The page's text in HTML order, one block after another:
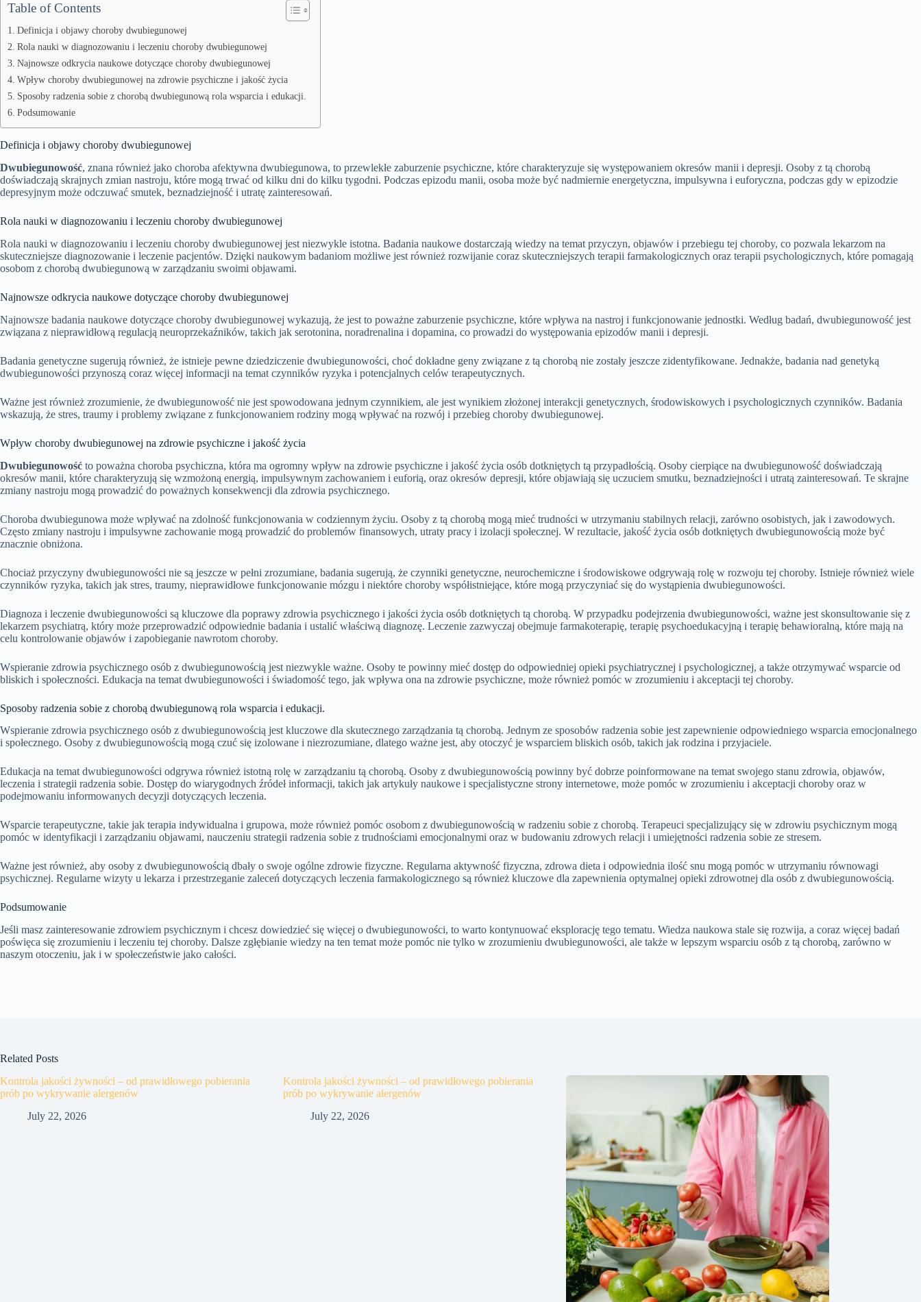
Table of Contents
Definicja i objawy choroby dwubiegunowej
Rola nauki w diagnozowaniu i leczeniu choroby dwubiegunowej
Najnowsze odkrycia naukowe dotyczące choroby dwubiegunowej
Wpływ choroby dwubiegunowej na zdrowie psychiczne i jakość życia
Sposoby radzenia sobie z chorobą dwubiegunową rola wsparcia i edukacji.
Podsumowanie
Definicja i objawy choroby dwubiegunowej
Dwubiegunowość, znana również jako choroba afektywna dwubiegunowa, to przewlekłe zaburzenie psychiczne, które charakteryzuje się występowaniem okresów manii i depresji. Osoby z tą chorobą
doświadczają skrajnych zmian nastroju, które mogą trwać od kilku dni do kilku tygodni. Podczas epizodu manii, osoba może być nadmiernie energetyczna, impulsywna i euforyczna, podczas gdy w epizodzie
depresyjnym może odczuwać smutek, beznadziejność i utratę zainteresowań.
Rola nauki w diagnozowaniu i leczeniu choroby dwubiegunowej
Rola nauki w diagnozowaniu i leczeniu choroby dwubiegunowej jest niezwykle istotna. Badania naukowe dostarczają wiedzy na temat przyczyn, objawów i przebiegu tej choroby, co pozwala lekarzom na
skuteczniejsze diagnozowanie i leczenie pacjentów. Dzięki naukowym badaniom możliwe jest również rozwijanie coraz skuteczniejszych terapii farmakologicznych oraz terapii psychologicznych, które pomagają
osobom z chorobą dwubiegunową w zarządzaniu swoimi objawami.
Najnowsze odkrycia naukowe dotyczące choroby dwubiegunowej
Najnowsze badania naukowe dotyczące choroby dwubiegunowej wykazują, że jest to poważne zaburzenie psychiczne, które wpływa na nastroj i funkcjonowanie jednostki. Według badań, dwubiegunowość jest
związana z nieprawidłową regulacją neuroprzekaźników, takich jak serotonina, noradrenalina i dopamina, co prowadzi do występowania epizodów manii i depresji.
Badania genetyczne sugerują również, że istnieje pewne dziedziczenie dwubiegunowości, choć dokładne geny związane z tą chorobą nie zostały jeszcze zidentyfikowane. Jednakże, badania nad genetyką
dwubiegunowości przynoszą coraz więcej informacji na temat czynników ryzyka i potencjalnych celów terapeutycznych.
Ważne jest również zrozumienie, że dwubiegunowość nie jest spowodowana jednym czynnikiem, ale jest wynikiem złożonej interakcji genetycznych, środowiskowych i psychologicznych czynników. Badania
wskazują, że stres, traumy i problemy związane z funkcjonowaniem rodziny mogą wpływać na rozwój i przebieg choroby dwubiegunowej.
Wpływ choroby dwubiegunowej na zdrowie psychiczne i jakość życia
Dwubiegunowość to poważna choroba psychiczna, która ma ogromny wpływ na zdrowie psychiczne i jakość życia osób dotkniętych tą przypadłością. Osoby cierpiące na dwubiegunowość doświadczają
okresów manii, które charakteryzują się wzmożoną energią, impulsywnym zachowaniem i euforią, oraz okresów depresji, które objawiają się uczuciem smutku, beznadziejności i utratą zainteresowań. Te skrajne
zmiany nastroju mogą prowadzić do poważnych konsekwencji dla zdrowia psychicznego.
Choroba dwubiegunowa może wpływać na zdolność funkcjonowania w codziennym życiu. Osoby z tą chorobą mogą mieć trudności w utrzymaniu stabilnych relacji, zarówno osobistych, jak i zawodowych.
Często zmiany nastroju i impulsywne zachowanie mogą prowadzić do problemów finansowych, utraty pracy i izolacji społecznej. W rezultacie, jakość życia osób dotkniętych dwubiegunowością może być
znacznie obniżona.
Chociaż przyczyny dwubiegunowości nie są jeszcze w pełni zrozumiane, badania sugerują, że czynniki genetyczne, neurochemiczne i środowiskowe odgrywają rolę w rozwoju tej choroby. Istnieje również wiele
czynników ryzyka, takich jak stres, traumy, nieprawidłowe funkcjonowanie mózgu i niektóre choroby współistniejące, które mogą przyczyniać się do wystąpienia dwubiegunowości.
Diagnoza i leczenie dwubiegunowości są kluczowe dla poprawy zdrowia psychicznego i jakości życia osób dotkniętych tą chorobą. W przypadku podejrzenia dwubiegunowości, ważne jest skonsultowanie się z
lekarzem psychiatrą, który może przeprowadzić odpowiednie badania i ustalić właściwą diagnozę. Leczenie zazwyczaj obejmuje farmakoterapię, terapię psychoedukacyjną i terapię behawioralną, które mają na
celu kontrolowanie objawów i zapobieganie nawrotom choroby.
Wspieranie zdrowia psychicznego osób z dwubiegunowością jest niezwykle ważne. Osoby te powinny mieć dostęp do odpowiedniej opieki psychiatrycznej i psychologicznej, a także otrzymywać wsparcie od
bliskich i społeczności. Edukacja na temat dwubiegunowości i świadomość tego, jak wpływa ona na zdrowie psychiczne, może również pomóc w zrozumieniu i akceptacji tej choroby.
Sposoby radzenia sobie z chorobą dwubiegunową rola wsparcia i edukacji.
Wspieranie zdrowia psychicznego osób z dwubiegunowością jest kluczowe dla skutecznego zarządzania tą chorobą. Jednym ze sposobów radzenia sobie jest zapewnienie odpowiedniego wsparcia emocjonalnego
i społecznego. Osoby z dwubiegunowością mogą czuć się izolowane i niezrozumiane, dlatego ważne jest, aby otoczyć je wsparciem bliskich osób, takich jak rodzina i przyjaciele.
Edukacja na temat dwubiegunowości odgrywa również istotną rolę w zarządzaniu tą chorobą. Osoby z dwubiegunowością powinny być dobrze poinformowane na temat swojego stanu zdrowia, objawów,
leczenia i strategii radzenia sobie. Dostęp do wiarygodnych źródeł informacji, takich jak artykuły naukowe i specjalistyczne strony internetowe, może pomóc w zrozumieniu i akceptacji choroby oraz w
podejmowaniu informowanych decyzji dotyczących leczenia.
Wsparcie terapeutyczne, takie jak terapia indywidualna i grupowa, może również pomóc osobom z dwubiegunowością w radzeniu sobie z chorobą. Terapeuci specjalizujący się w zdrowiu psychicznym mogą
pomóc w identyfikacji i zarządzaniu objawami, nauczeniu strategii radzenia sobie z trudnościami emocjonalnymi oraz w budowaniu zdrowych relacji i umiejętności radzenia sobie ze stresem.
Ważne jest również, aby osoby z dwubiegunowością dbały o swoje ogólne zdrowie fizyczne. Regularna aktywność fizyczna, zdrowa dieta i odpowiednia ilość snu mogą pomóc w utrzymaniu równowagi
psychicznej. Regularne wizyty u lekarza i przestrzeganie zaleceń dotyczących leczenia farmakologicznego są również kluczowe dla zapewnienia optymalnej opieki zdrowotnej dla osób z dwubiegunowością.
Podsumowanie
Jeśli masz zainteresowanie zdrowiem psychicznym i chcesz dowiedzieć się więcej o dwubiegunowości, to warto kontynuować eksplorację tego tematu. Wiedza naukowa stale się rozwija, a coraz więcej badań
poświęca się zrozumieniu i leczeniu tej choroby. Dalsze zgłębianie wiedzy na ten temat może pomóc nie tylko w zrozumieniu dwubiegunowości, ale także w lepszym wsparciu osób z tą chorobą, zarówno w
naszym otoczeniu, jak i w społeczeństwie jako całości.
Related Posts
Kontrola jakości żywności – od prawidłowego pobierania
prób po wykrywanie alergenów
July 22, 2026
Kontrola jakości żywności – od prawidłowego pobierania
prób po wykrywanie alergenów
July 22, 2026